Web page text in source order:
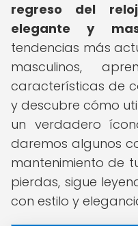
regreso del
elegante y
tendencias más
masculinos,
características de
y descubre cómo
un verdadero
daremos algunos
mantenimiento de
pierdas, sigue
con estilo y